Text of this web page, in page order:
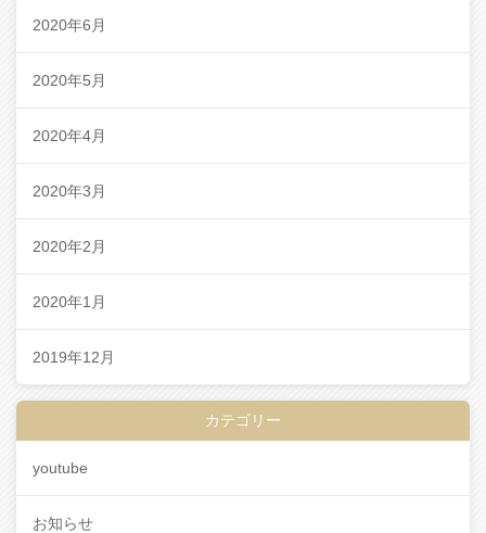
2020年6月
2020年5月
2020年4月
2020年3月
2020年2月
2020年1月
2019年12月
カテゴリー
youtube
お知らせ